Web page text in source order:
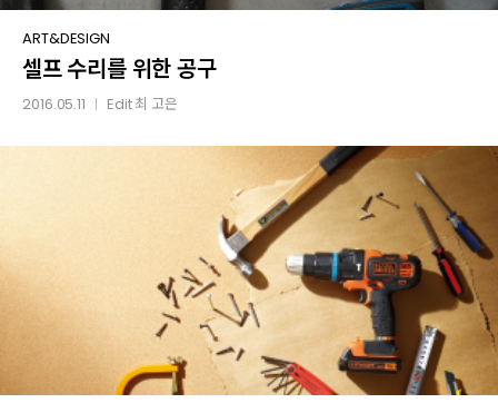
셀프
수리를
위한
ART&DESIGN
셀프 수리를 위한 공구
2016.05.11 Edit최 고은